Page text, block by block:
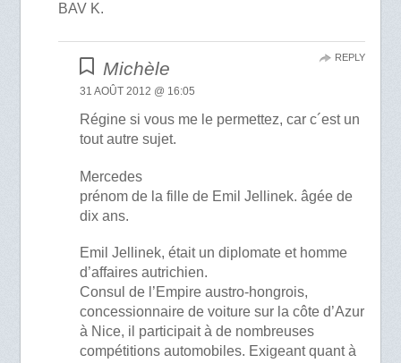
BAV K.
Michèle
31 AOÛT 2012 @ 16:05
Régine si vous me le permettez, car c´est un
tout autre sujet.
Mercedes
prénom de la fille de Emil Jellinek. âgée de
dix ans.
Emil Jellinek, était un diplomate et homme
d’affaires autrichien.
Consul de l’Empire austro-hongrois,
concessionnaire de voiture sur la côte d’Azur
à Nice, il participait à de nombreuses
compétitions automobiles. Exigeant quant à
REPLY